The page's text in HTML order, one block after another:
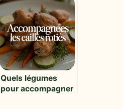
pour les amoureux
de la mer
Quels légumes
pour accompagner